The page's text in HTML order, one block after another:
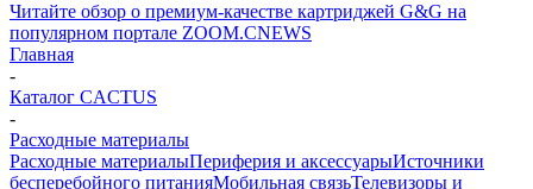
Читайте обзор о премиум-качестве картриджей G&G на
популярном портале ZOOM.CNEWS
Главная
-
Каталог CACTUS
-
Расходные материалы
Расходные материалыПериферия и аксессуарыИсточники
бесперебойного питанияМобильная связьТелевизоры и